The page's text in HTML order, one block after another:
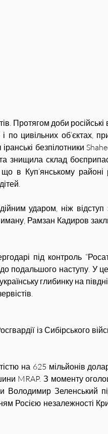
Протягом доби російські
по цивільних об’єктах,
безпілотники
знищила склад
в Куп’янському районі
ударом, ніж
Рамзан Кадиров
під контроль
до подальшого наступу. У
глибинку на півдні
із Сибірського
на 625 мільйонів
MRAP. З моменту
Володимир Зеленський
Росією незалежності